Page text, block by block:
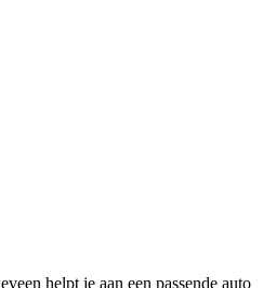
helpt je aan een passende auto